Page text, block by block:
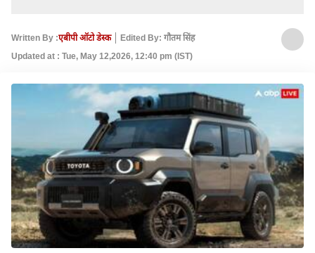
Written By :एबीपी ऑटो डेस्क
Edited By: गौतम सिंह
Updated at : Tue, May 12,2026, 12:40 pm (IST)